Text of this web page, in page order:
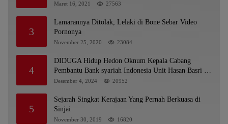
Maret 16, 2021 27563
3
Lamarannya Ditolak, Lelaki di Bone Sebar Video
Pornonya
November 25, 2020 23084
4
DIDUGA Hidup Hedon Oknum Kepala Cabang
Pembantu Bank syariah Indonesia Unit Hasan Basri di
Banjarmasin Tipu Nasabah Prioritasnya Hingga
OJK Kalsel : Bertemu Tanggal 11
Desember 4, 2024 20952
5
Sejarah Singkat Kerajaan Yang Pernah Berkuasa di
Sinjai
November 30, 2019 16820